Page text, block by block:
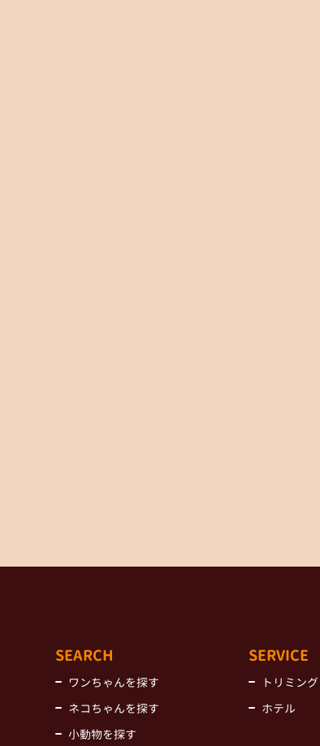
SEARCH
ワンちゃんを探す
ネコちゃんを探す
小動物を探す
SERVICE
トリミング
ホテル